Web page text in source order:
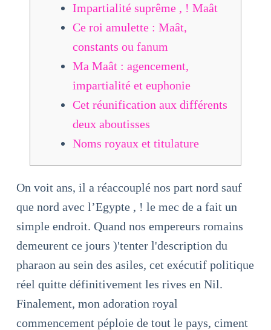
Impartialité suprême , ! Maât
Ce roi amulette : Maât,
constants ou fanum
Ma Maât : agencement,
impartialité et euphonie
Cet réunification aux différents
deux aboutisses
Noms royaux et titulature
On voit ans, il a réaccouplé nos part nord sauf
que nord avec l’Egypte , ! le mec de a fait un
simple endroit. Quand nos empereurs romains
demeurent ce jours )'tenter l'description du
pharaon au sein des asiles, cet exécutif politique
réel quitte définitivement les rives en Nil.
Finalement, mon adoration royal
commencement péploie de tout le pays, ciment